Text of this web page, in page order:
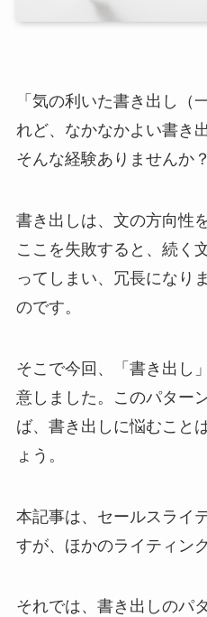
「気の利いた書き出し（
れど、なかなかよい書き
そんな経験ありませんか？
書き出しは、文の方向性
ここを失敗すると、続く
ってしまい、冗長になり
のです。
そこで今回、「書き出し
意しました。このパター
ば、書き出しに悩むこと
ょう。
本記事は、セールスライ
すが、ほかのライティン
それでは、書き出しのパ